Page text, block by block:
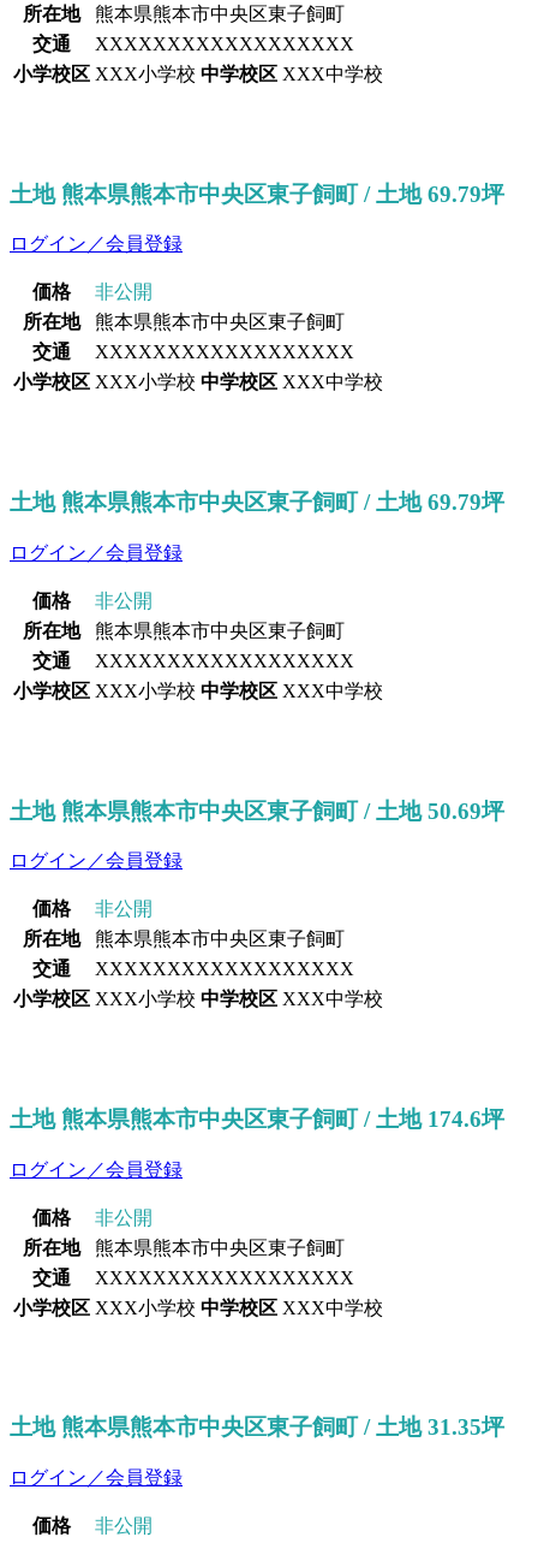
所在地
熊本県熊本市中央区東子飼町
交通
XXXXXXXXXXXXXXXXXX
小学校区 XXX小学校 中学校区 XXX中学校
土地 熊本県熊本市中央区東子飼町 / 土地 69.79坪
ログイン／会員登録
価格
非公開
所在地
熊本県熊本市中央区東子飼町
交通
XXXXXXXXXXXXXXXXXX
小学校区 XXX小学校 中学校区 XXX中学校
土地 熊本県熊本市中央区東子飼町 / 土地 69.79坪
ログイン／会員登録
価格
非公開
所在地
熊本県熊本市中央区東子飼町
交通
XXXXXXXXXXXXXXXXXX
小学校区 XXX小学校 中学校区 XXX中学校
土地 熊本県熊本市中央区東子飼町 / 土地 50.69坪
ログイン／会員登録
価格
非公開
所在地
熊本県熊本市中央区東子飼町
交通
XXXXXXXXXXXXXXXXXX
小学校区 XXX小学校 中学校区 XXX中学校
土地 熊本県熊本市中央区東子飼町 / 土地 174.6坪
ログイン／会員登録
価格
非公開
所在地
熊本県熊本市中央区東子飼町
交通
XXXXXXXXXXXXXXXXXX
小学校区 XXX小学校 中学校区 XXX中学校
土地 熊本県熊本市中央区東子飼町 / 土地 31.35坪
ログイン／会員登録
価格 非公開